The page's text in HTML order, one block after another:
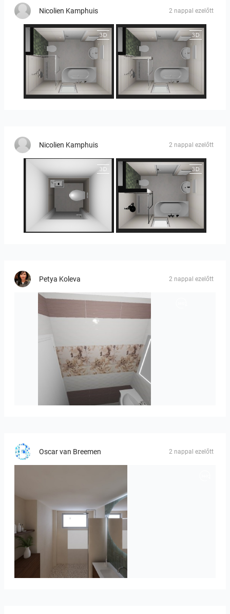
Nicolien Kamphuis 2 nappal ezelőtt
25-5014 bnr. 3.10 25-5014 bnr. 3.10
Nicolien Kamphuis 2 nappal ezelőtt
25-5014 bnr. 3.10
Petya Koleva 2 nappal ezelőtt
viola_brown-01
Oscar van Breemen 2 nappal ezelőtt
Badkamerhuis